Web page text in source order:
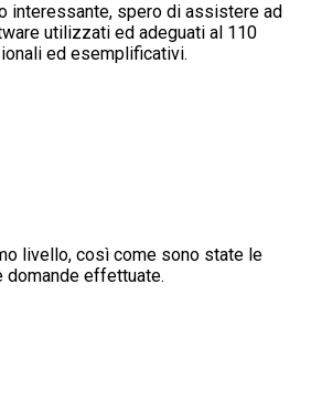
interessante, spero di assistere ad
utilizzati ed adeguati al 110
ed esemplificativi.
livello, così come sono state le
effettuate.